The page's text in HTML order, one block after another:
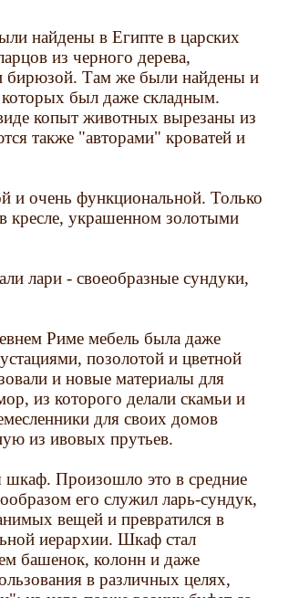
найдены в Египте в царских
из черного дерева,
бирюзой. Там же были найдены и
которых был даже складным.
копыт животных вырезаны из
также "авторами" кроватей и
и очень функциональной. Только
кресле, украшенном золотыми
лари - своеобразные сундуки,
Риме мебель была даже
позолотой и цветной
и новые материалы для
из которого делали скамьи и
для своих домов
из ивовых прутьев.
шкаф. Произошло это в средние
его служил ларь-сундук,
вещей и превратился в
иерархии. Шкаф стал
башенок, колонн и даже
в различных целях,